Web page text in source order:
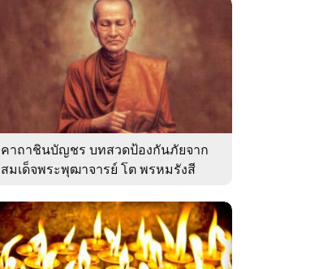
คาถาชินบัญชร บทสวดป้องกันภัยจาก
สมเด็จพระพุฒาจารย์ โต พรหมรังสี